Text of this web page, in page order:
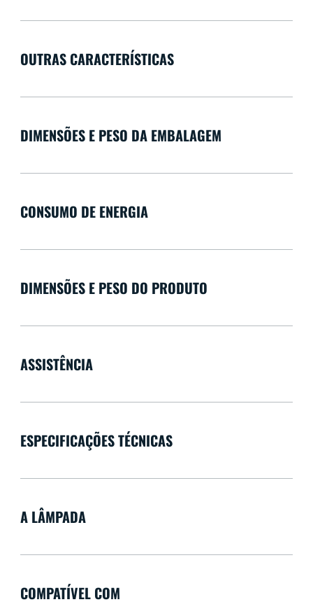
OUTRAS CARACTERÍSTICAS
DIMENSÕES E PESO DA EMBALAGEM
CONSUMO DE ENERGIA
DIMENSÕES E PESO DO PRODUTO
ASSISTÊNCIA
ESPECIFICAÇÕES TÉCNICAS
A LÂMPADA
COMPATÍVEL COM